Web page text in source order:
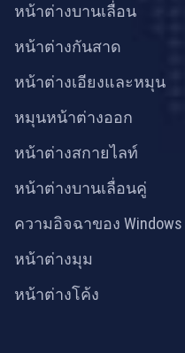
หน้าต่างบานเลื่อน
หน้าต่างกันสาด
หน้าต่างเอียงและหมุน
หมุนหน้าต่างออก
หน้าต่างสกายไลท์
หน้าต่างบานเลื่อนคู่
ความอิจฉาของ Windows
หน้าต่างมุม
หน้าต่างโค้ง